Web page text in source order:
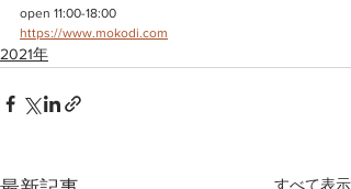
open 11:00-18:00
https://www.mokodi.com
2021年
すべて表示